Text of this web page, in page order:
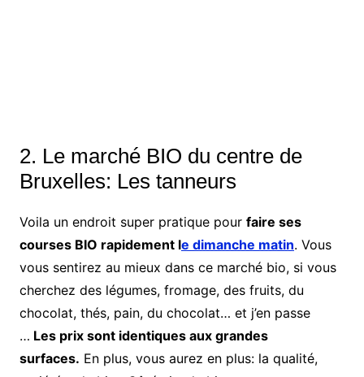
2. Le marché BIO du centre de
Bruxelles: Les tanneurs
Voila un endroit super pratique pour faire ses
courses BIO rapidement le dimanche matin. Vous
vous sentirez au mieux dans ce marché bio, si vous
cherchez des légumes, fromage, des fruits, du
chocolat, thés, pain, du chocolat… et j’en passe
… Les prix sont identiques aux grandes
surfaces. En plus, vous aurez en plus: la qualité,